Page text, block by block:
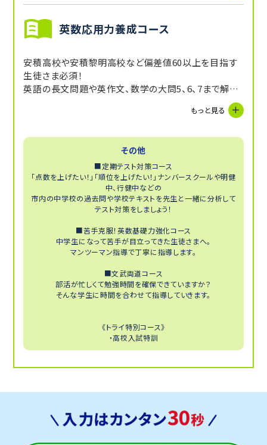
英数応用力養成コース
安積高校や安積黎明高校など偏差値60以上を目指す
生徒さま必須！
英語の長文問題や英作文、数学の大問5、6、7まで解け
もっと見る
その他
■定期テスト対策コース
「点数を上げたい！」「順位を上げたい！」ナンバースクールや明健
中、行健中などの
市内の中学校の過去問や学校テキストを先生と一緒に分析して
テスト対策をしましょう！
■苦手克服！英数基礎力強化コース
中学生になって苦手が目立ってきた生徒さまへ。
マンツーマン指導で丁寧に指導します。
■文武両道コース
部活が忙しくて勉強時間を確保できていますか？
そんな学生に時間を合わせて指導していきます。
《トライ特別コース》
・高校入試特訓